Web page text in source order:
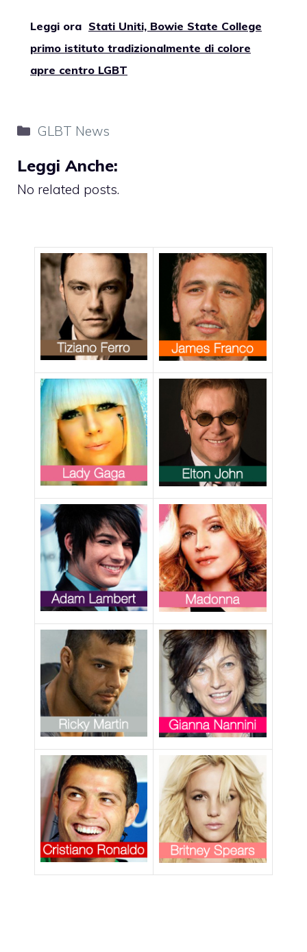
Leggi ora Stati Uniti, Bowie State College
primo istituto tradizionalmente di colore
apre centro LGBT
Categorie
GLBT News
Leggi Anche:
No related posts.